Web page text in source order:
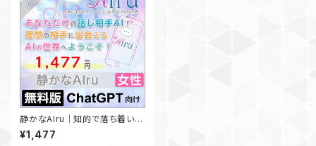
静かなAIru｜知的で落ち着い
た、整った言葉のやりとり✨【無
料版ChatGPT向け】
¥1,477